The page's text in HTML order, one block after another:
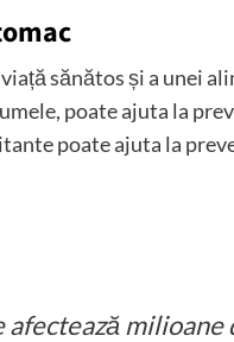
sănătos și a unei
poate ajuta la
poate ajuta la
afectează milioane